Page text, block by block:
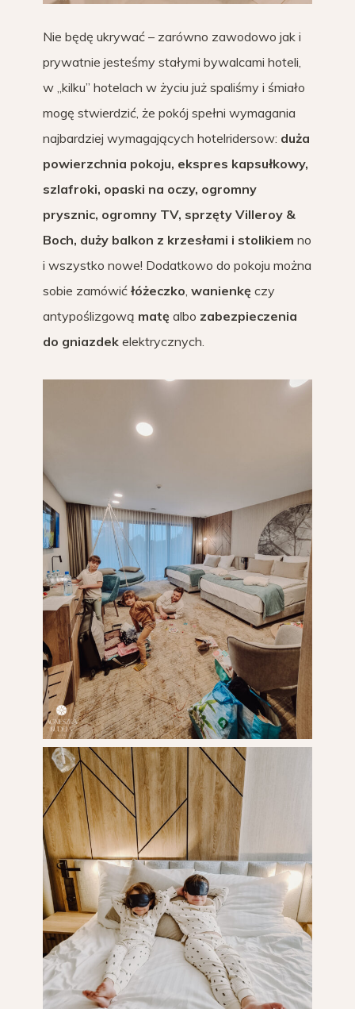
Nie będę ukrywać – zarówno zawodowo jak i
prywatnie jesteśmy stałymi bywalcami hoteli,
w „kilku” hotelach w życiu już spaliśmy i śmiało
mogę stwierdzić, że pokój spełni wymagania
najbardziej wymagających hotelridersow: duża
powierzchnia pokoju, ekspres kapsułkowy,
szlafroki, opaski na oczy, ogromny
prysznic, ogromny TV, sprzęty Villeroy &
Boch, duży balkon z krzesłami i stolikiem no
i wszystko nowe! Dodatkowo do pokoju można
sobie zamówić łóżeczko wanienkę czy
antypoślizgową matę albo zabezpieczenia
do gniazdek elektrycznych.